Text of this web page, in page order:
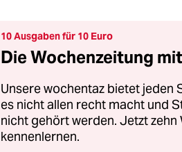
10 Ausgaben für 10 Euro
Die Wochenzeitung
Unsere wochentaz bietet jeden
es nicht allen recht macht und
nicht gehört werden. Jetzt zehn
kennenlernen.